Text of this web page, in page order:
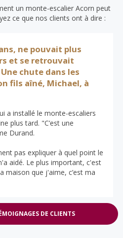
un monte-escalier Acorn peut
ce que nos clients ont à dire :
ne pouvait plus
et se retrouvait
chute dans les
fils aîné, Michael, à
a installé le monte-escaliers
plus tard. "C’est une
Durand.
pas expliquer à quel point le
aidé. Le plus important, c'est
maison que j'aime, c’est ma
DE CLIENTS